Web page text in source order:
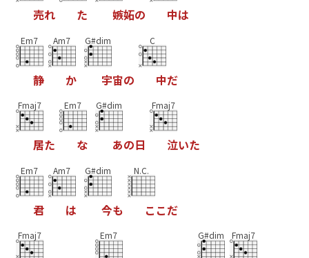
売れ た 嫉妬の 中は
Em7
静
Am7
か
G#dim
宇宙の
C
中だ
Fmaj7
居た
Em7
な
G#dim
あの日
Fmaj7
泣いた
Em7
君
Am7
は
G#dim
今も
N.C.
こ こだ
Fmaj7 Em7 G#dim Fmaj7